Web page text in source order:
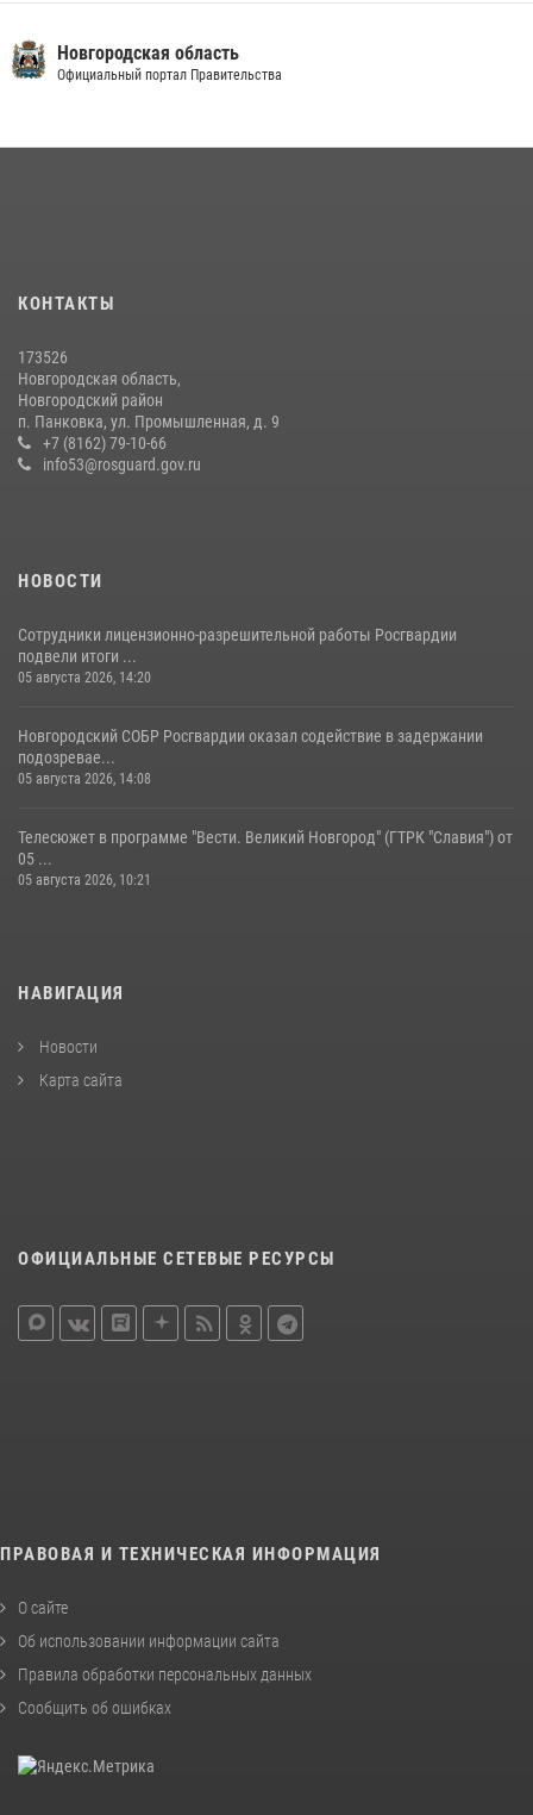
подвел итоги служебной деятельности сотрудников
вневедомственной охраны за первое полугодие 2026 года
Новгородские росгвардейцы приняли участие в чемпионате по
лагеря «Волынь»
Новгородские росгвардейцы за неделю осуществили 226 выездов
на охраняемые объекты по сигналу «тревога»
20 июля 2026, 15:14
Новгородская область
Официальный портал Правительства
КОНТАКТЫ
173526
Новгородская область,
Новгородский район
п. Панковка, ул. Промышленная, д. 9
+7 (8162) 79-10-66
info53@rosguard.gov.ru
НОВОСТИ
Сотрудники лицензионно-разрешительной работы Росгвардии
подвели итоги ...
05 августа 2026, 14:20
Новгородский СОБР Росгвардии оказал содействие в задержании
подозревае...
05 августа 2026, 14:08
Телесюжет в программе "Вести. Великий Новгород" (ГТРК "Славия") от
05 ...
05 августа 2026, 10:21
НАВИГАЦИЯ
Новости
Карта сайта
ОФИЦИАЛЬНЫЕ СЕТЕВЫЕ РЕСУРСЫ
ПРАВОВАЯ И ТЕХНИЧЕСКАЯ ИНФОРМАЦИЯ
О сайте
Об использовании информации сайта
Правила обработки персональных данных
Сообщить об ошибках